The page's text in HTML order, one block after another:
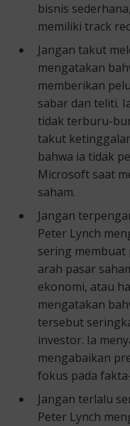
bisnis
memiliki track
Jangan takut
mengatakan
memberikan
sabar dan teliti.
tidak terburu-
takut
bahwa ia tidak
Microsoft saat
saham.
Jangan
Peter Lynch
sering
arah pasar
ekonomi, atau
mengatakan
tersebut
investor. Ia
mengabaikan
fokus pada
Jangan terlalu
Peter Lynch